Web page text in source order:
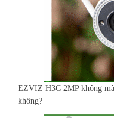
EZVIZ H3C 2MP không
không?